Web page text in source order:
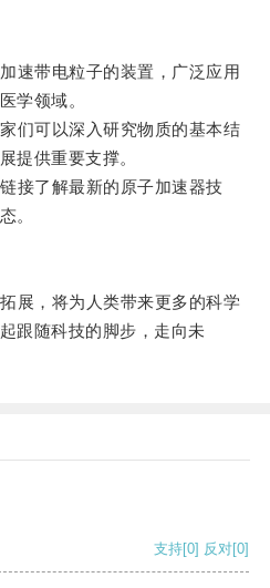
带电粒子的装置，广泛应用
学领域。
可以深入研究物质的基本结
提供重要支撑。
了解最新的原子加速器技
。
，将为人类带来更多的科学
跟随科技的脚步，走向未
支持[0] 反对[0]